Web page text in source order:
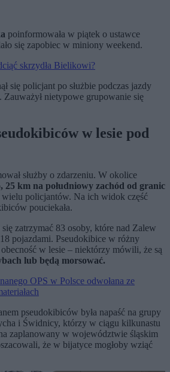
poinformowała w piątek o ustawce
się zapobiec w miniony weekend.
skrzydła Bielikowi?
się policjant po służbie podczas jazdy
nietypowe grupowanie się
w lesie pod
służby o zdarzeniu. W okolice
25 km na południowy zachód od granic
wielu policjantów. Na ich widok część
pouciekała.
zatrzymać 83 osoby, które nad Zalew
pojazdami. Pseudokibice w różny
w lesie – niektórzy mówili, że są
lub będą morsować.
OPS w Polsce odwołana ze
pseudokibiców była napaść na grupy
i Świdnicy, którzy w ciągu kilkunastu
zaplanowany w województwie śląskim
że w bijatyce mogłoby wziąć